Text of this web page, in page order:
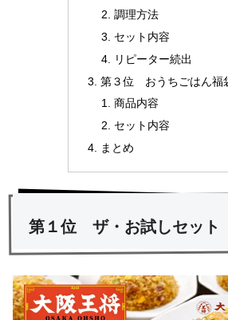
調理方法
セット内容
リピーター続出
第３位 おうちごはん福
商品内容
セット内容
まとめ
第１位 ザ・お試しセット